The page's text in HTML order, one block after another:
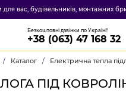
для вас, будівельників, монтажних
Безкоштовні дзвінки по Україні!
+38 (063) 47 168 32
/ Каталог / Електрична тепла
ПІД